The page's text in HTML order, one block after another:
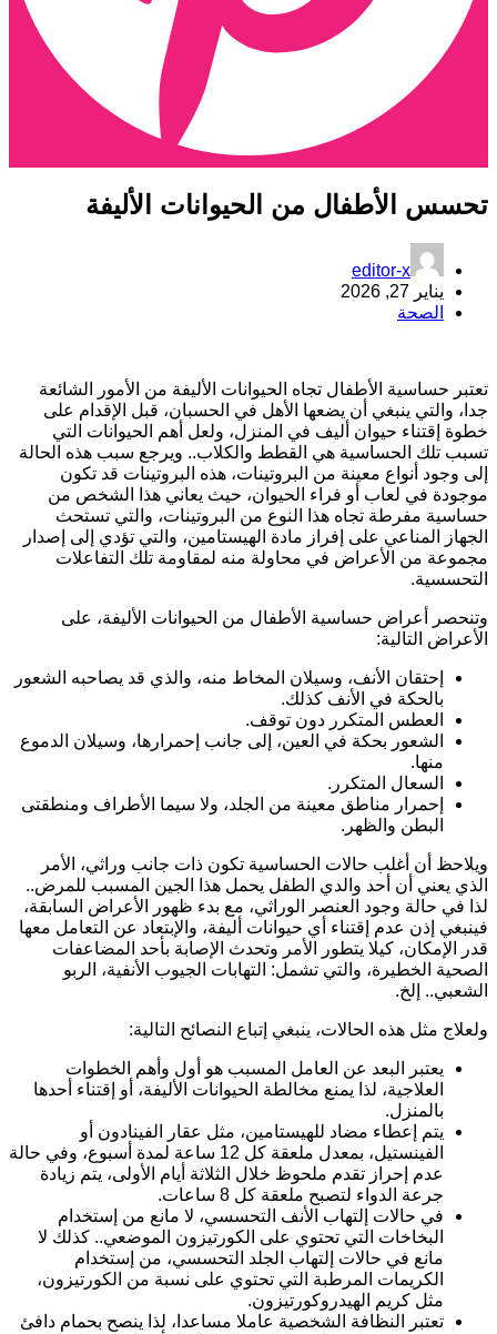
الأطفال من الحيوانات الأليفة
editor-x
يناير 27, 2026
الصحة
حساسية الأطفال تجاه الحيوانات الأليفة من الأمور الشائعة
والتي ينبغي أن يضعها الأهل في الحسبان، قبل الإقدام على
إقتناء حيوان أليف في المنزل، ولعل أهم الحيوانات التي
تلك الحساسية هي القطط والكلاب.. ويرجع سبب هذه الحالة
وجود أنواع معينة من البروتينات، هذه البروتينات قد تكون
في لعاب أو فراء الحيوان، حيث يعاني هذا الشخص من
مفرطة تجاه هذا النوع من البروتينات، والتي تستحث
المناعي على إفراز مادة الهيستامين، والتي تؤدي إلى إصدار
من الأعراض في محاولة منه لمقاومة تلك التفاعلات
أعراض حساسية الأطفال من الحيوانات الأليفة، على
التالية:
إحتقان الأنف، وسيلان المخاط منه، والذي قد يصاحبه الشعور
بالحكة في الأنف كذلك.
العطس المتكرر دون توقف.
الشعور بحكة في العين، إلى جانب إحمرارها، وسيلان الدموع
منها.
السعال المتكرر.
إحمرار مناطق معينة من الجلد، ولا سيما الأطراف ومنطقتى
البطن والظهر.
أن أغلب حالات الحساسية تكون ذات جانب وراثي، الأمر
يعني أن أحد والدي الطفل يحمل هذا الجين المسبب للمرض..
في حالة وجود العنصر الوراثي، مع بدء ظهور الأعراض السابقة،
إذن عدم إقتناء أي حيوانات أليفة، والإبتعاد عن التعامل معها
الإمكان، كيلا يتطور الأمر وتحدث الإصابة بأحد المضاعفات
الخطيرة، والتي تشمل: التهابات الجيوب الأنفية، الربو
إلخ.
مثل هذه الحالات، ينبغي إتباع النصائح التالية:
يعتبر البعد عن العامل المسبب هو أول وأهم الخطوات
العلاجية، لذا يمنع مخالطة الحيوانات الأليفة، أو إقتناء أحدها
بالمنزل.
يتم إعطاء مضاد للهيستامين، مثل عقار الفينادون أو
الفينستيل، بمعدل ملعقة كل 12 ساعة لمدة أسبوع، وفي حالة
عدم إحراز تقدم ملحوظ خلال الثلاثة أيام الأولى، يتم زيادة
جرعة الدواء لتصبح ملعقة كل 8 ساعات.
في حالات إلتهاب الأنف التحسسي، لا مانع من إستخدام
البخاخات التي تحتوي على الكورتيزون الموضعي.. كذلك لا
مانع في حالات إلتهاب الجلد التحسسي، من إستخدام
الكريمات المرطبة التي تحتوي على نسبة من الكورتيزون،
مثل كريم الهيدروكورتيزون.
تعتبر النظافة الشخصية عاملا مساعدا، لذا ينصح بحمام دافئ